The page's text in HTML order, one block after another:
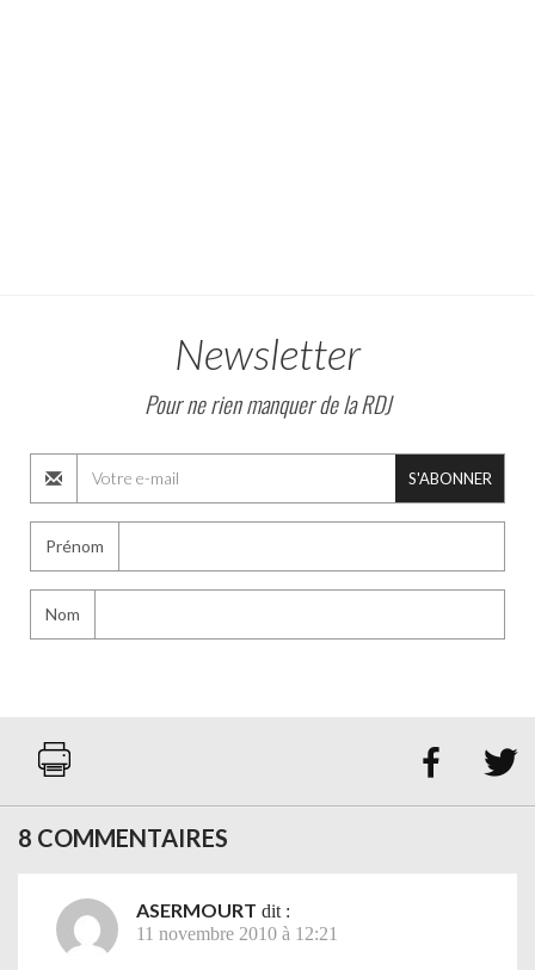
Newsletter
Pour ne rien manquer de la RDJ
S'ABONNER
Prénom
Nom
 
8 COMMENTAIRES
ASERMOURT dit :
11 novembre 2010 à 12:21